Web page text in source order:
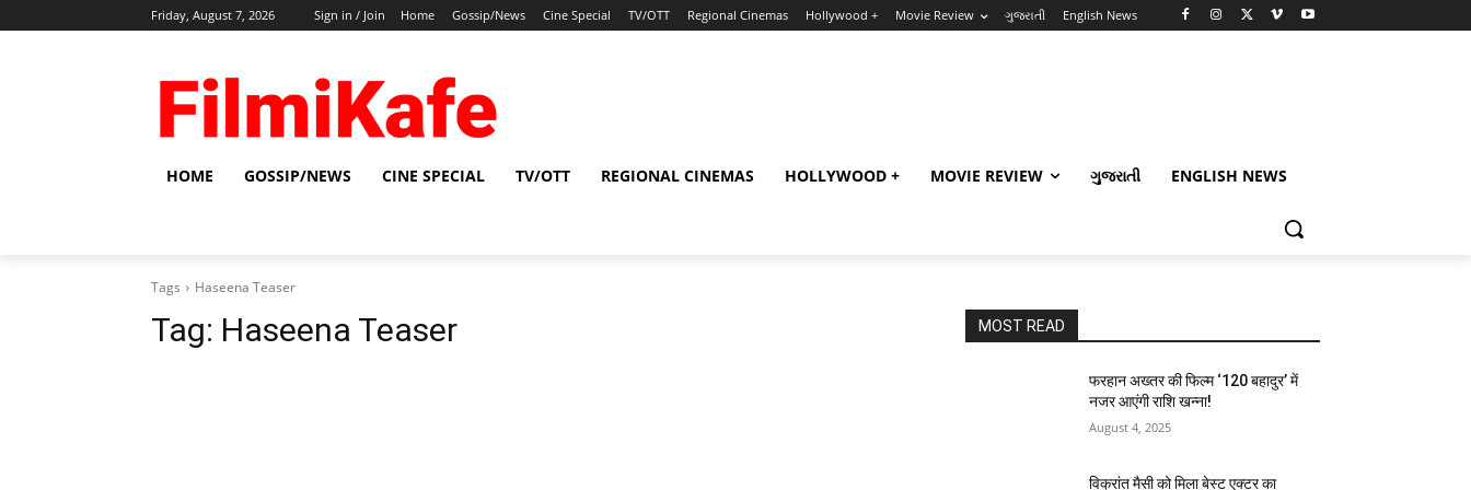
Friday, August 7, 2026 Sign in / Join Home Gossip/News Cine Special TV/OTT Regional Cinemas Hollywood + Movie Review ગુજરાતી English News
HOME GOSSIP/NEWS CINE SPECIAL TV/OTT REGIONAL CINEMAS HOLLYWOOD + MOVIE REVIEW ગુજરાતી ENGLISH NEWS
Tags Haseena Teaser
Tag: Haseena Teaser MOST READ
फरहान अख्तर की फिल्म ‘120 बहादुर’ में
नजर आएंगी राशि खन्ना!
August 4, 2025
विक्रांत मैसी को मिला बेस्ट एक्टर का